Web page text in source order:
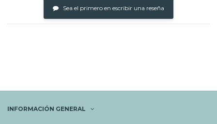
Sea el primero en escribir una reseña
INFORMACIÓN GENERAL